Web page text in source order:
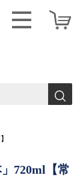
720ml【常